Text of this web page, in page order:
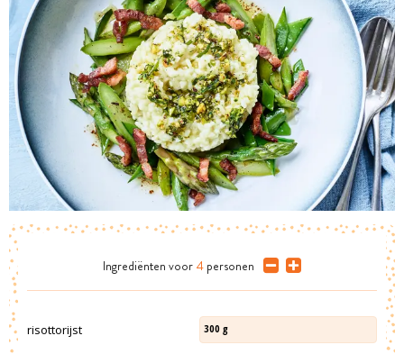
Ingrediënten voor 4 personen
risottorijst 300 g